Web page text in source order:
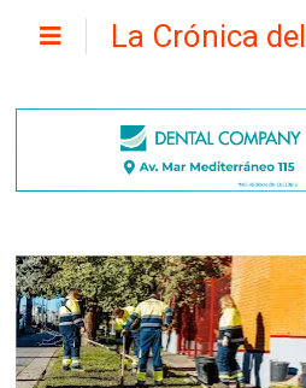
La Crónica del